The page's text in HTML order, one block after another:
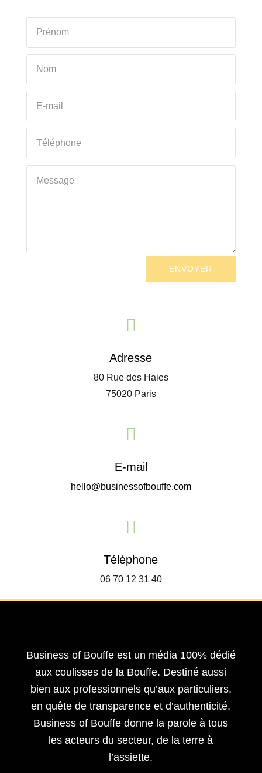
ENVOYER

Adresse
80 Rue des Haies
75020 Paris

E-mail
hello@businessofbouffe.com

Téléphone
06 70 12 31 40
Business of Bouffe est un média 100% dédié
aux coulisses de la Bouffe. Destiné aussi
bien aux professionnels qu’aux particuliers,
en quête de transparence et d’authenticité,
Business of Bouffe donne la parole à tous
les acteurs du secteur,de la terre à
l’assiette.